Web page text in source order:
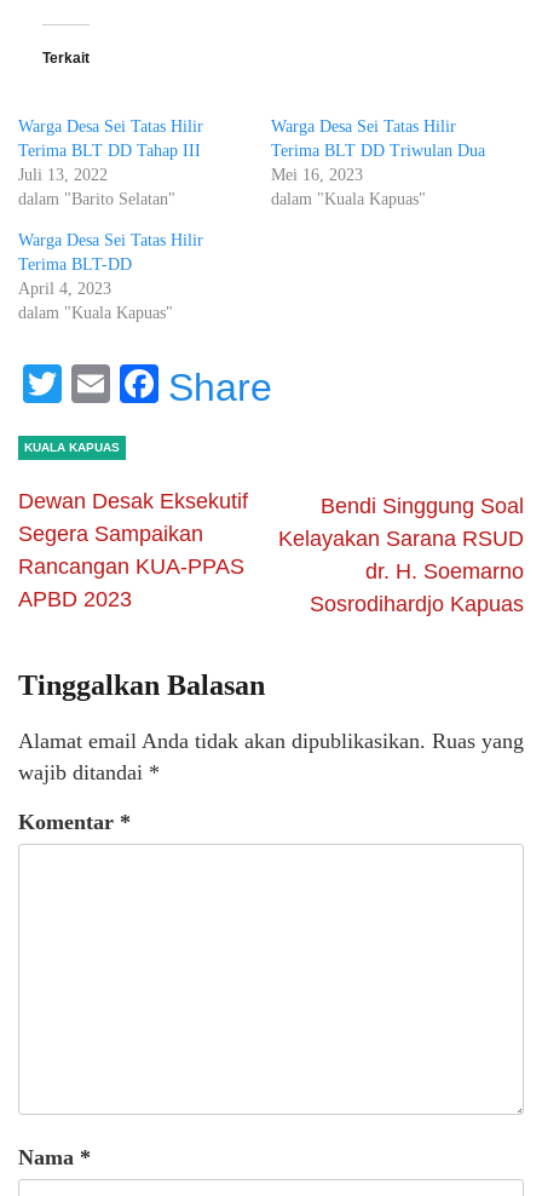
Terkait
Warga Desa Sei Tatas Hilir
Terima BLT DD Tahap III
Juli 13, 2022
dalam "Barito Selatan"
Warga Desa Sei Tatas Hilir
Terima BLT DD Triwulan Dua
Mei 16, 2023
dalam "Kuala Kapuas"
Warga Desa Sei Tatas Hilir
Terima BLT-DD
April 4, 2023
dalam "Kuala Kapuas"
Twitter
EmailFacebook
Share
KUALA KAPUAS
Dewan Desak Eksekutif
Segera Sampaikan
Rancangan KUA-PPAS
APBD 2023
Bendi Singgung Soal
Kelayakan Sarana RSUD
dr. H. Soemarno
Sosrodihardjo Kapuas
Tinggalkan Balasan
Alamat email Anda tidak akan dipublikasikan. Ruas yang
wajib ditandai *
Komentar *
Nama *